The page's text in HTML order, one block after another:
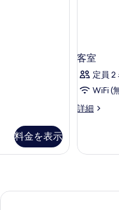
示
す
る
料金を表示
客室
定員 2
WiFi (
詳細
客
細
1926ル・ソレイユ・ホテル